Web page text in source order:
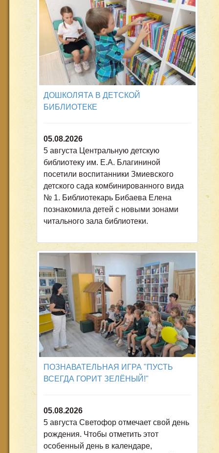
ДОШКОЛЯТА В ДЕТСКОЙ
БИБЛИОТЕКЕ
05.08.2026
5 августа Центральную детскую
библиотеку им. Е.А. Благининой
посетили воспитанники Змиевского
детского сада комбинированного вида
№ 1. Библиотекарь Бибаева Елена
познакомила детей с новыми зонами
читального зала библиотеки.
ПОЗНАВАТЕЛЬНАЯ ИГРА "ПУСТЬ
ВСЕГДА ГОРИТ ЗЕЛЁНЫЙ!"
05.08.2026
5 августа Светофор отмечает свой день
рождения. Чтобы отметить этот
особенный день в календаре,